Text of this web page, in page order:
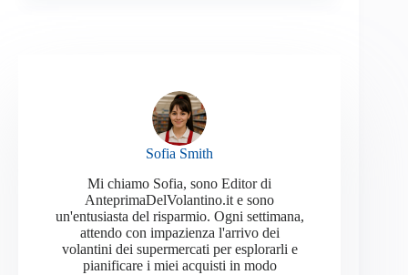
Sofia Smith
Mi chiamo Sofia, sono Editor di
AnteprimaDelVolantino.it e sono
un'entusiasta del risparmio. Ogni settimana,
attendo con impazienza l'arrivo dei
volantini dei supermercati per esplorarli e
pianificare i miei acquisti in modo